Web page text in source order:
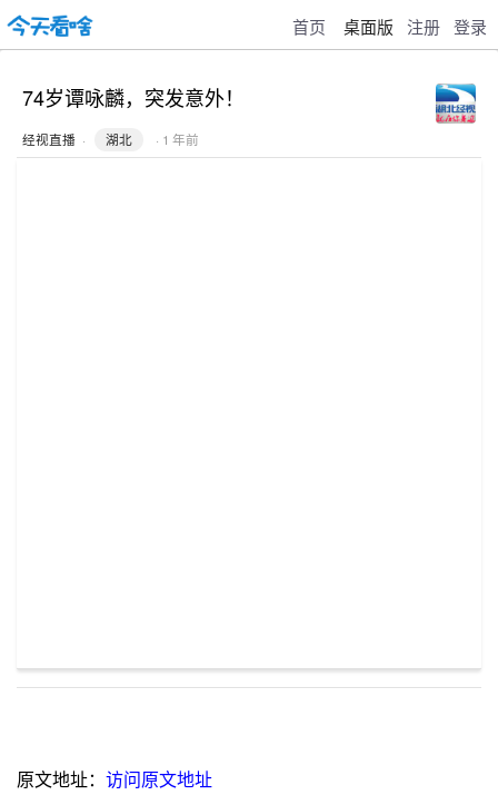
首页 桌面版 注册 登录
74岁谭咏麟，突发意外！
经视直播 · 湖北 · 1 年前
原文地址： 访问原文地址